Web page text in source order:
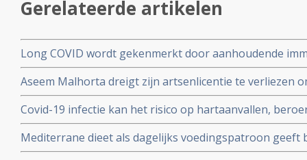
Gerelateerde artikelen
Long COVID wordt gekenmerkt door aanhoudende
cytotoxische CD8+ T-cellen op het SARS-CoV-2 virus
immuunreacties op de herpesvirussen Epstein-Barr-
patienten met aanhoudende Long Covid
Aseem Malhorta dreigt zijn artsenlicentie te verliezen
Covid mRNA vaccins ter discussie stelde in een
jarige leeftijd plotseling overleedt aan een hartaanval
Covid-19 infectie kan het risico op hartaanvallen,
gedurende drie jaar na een infectie verhogen
Mediterrane dieet als dagelijks voedingspatroon geeft
coronavirus - Covid-19 blijkt uit meta analyse van 6